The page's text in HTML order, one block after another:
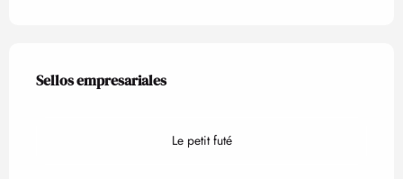
Oferta de prestaciones
Sellos empresariales
Sellos empresariales
Le petit futé